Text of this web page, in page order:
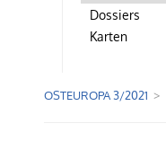
Dossiers
Karten
OSTEUROPA 3/2021